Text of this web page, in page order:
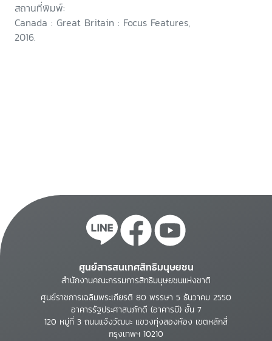
สถานที่พิมพ์:
Canada : Great Britain : Focus Features,
2016.
ศูนย์สารสนเทศสิทธิมนุษยชน
สำนักงานคณะกรรมการสิทธิมนุษยชนแห่งชาติ
ศูนย์ราชการเฉลิมพระเกียรติ 80 พรรษา 5 ธันวาคม 2550
อาคารรัฐประศาสนภักดี (อาคารบี) ชั้น 7
120 หมู่ที่ 3 ถนนแจ้งวัฒนะ แขวงทุ่งสองห้อง เขตหลักสี่
กรุงเทพฯ 10210